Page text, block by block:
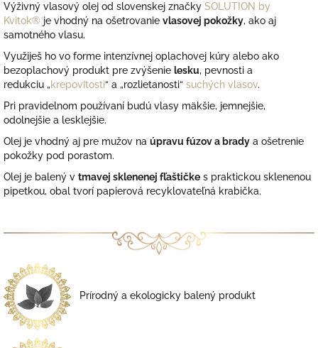
Výživný vlasový olej od slovenskej značky SOLUTION by
Kvitok® je vhodný na ošetrovanie vlasovej pokožky, ako aj
samotného vlasu.
Využiješ ho vo forme intenzívnej oplachovej kúry alebo ako
bezoplachový produkt pre zvýšenie lesku, pevnosti a
redukciu „krepovitosti“ a „rozlietanosti“ suchých vlasov.
Pri pravidelnom používaní budú vlasy mäkšie, jemnejšie,
odolnejšie a lesklejšie.
Olej je vhodný aj pre mužov na úpravu fúzov a brady a ošetrenie
pokožky pod porastom.
Olej je balený v tmavej sklenenej fľaštičke s praktickou sklenenou
pipetkou, obal tvorí papierová recyklovateľná krabička.
Prírodný a ekologicky balený produkt